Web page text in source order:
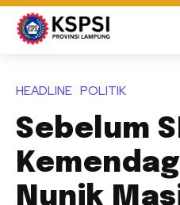
HEADLINE POLITIK
Sebelum
Nunik